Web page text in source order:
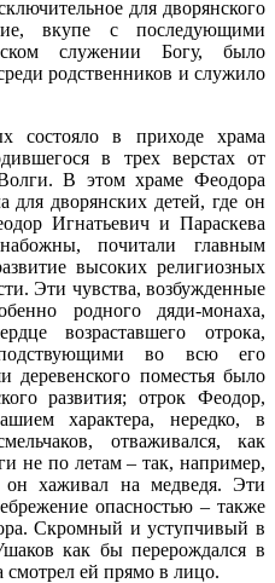
для дворянского
вкупе с последующими
служении Богу, было
родственников и служило
состояло в приходе храма
в трех верстах от
В этом храме Феодора
для дворянских детей, где он
Игнатьевич и Параскева
почитали главным
высоких религиозных
Эти чувства, возбужденные
родного дяди-монаха,
возраставшего отрока,
во всю его
поместья было
развития; отрок Феодор,
характера, нередко, в
отваживался, как
не по летам – так, например,
он хаживал на медведя. Эти
опасностью – также
Скромный и уступчивый в
как бы перерождался в
смотрел ей прямо в лицо.